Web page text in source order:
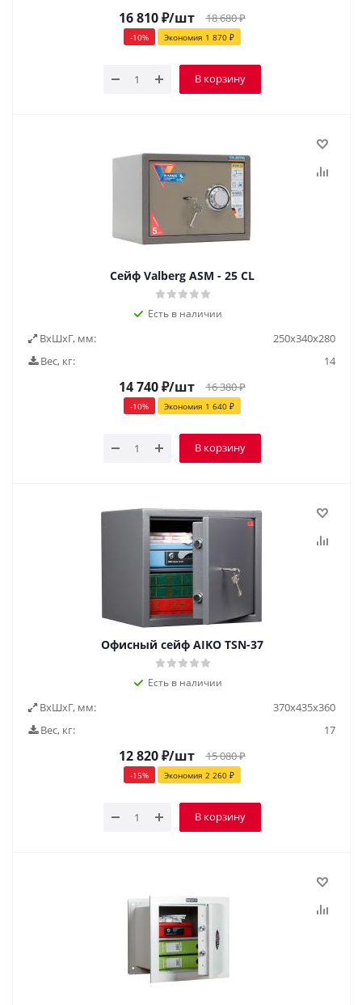
16 810₽/шт 18 680₽
-10% Экономия 1 870₽
В корзину
Cейф Valberg ASM - 25 CL
Есть в наличии
ВxШxГ, мм:
250х340х280
Вес, кг:
14
14 740₽/шт 16 380₽
-10% Экономия 1 640₽
В корзину
Офисный сейф AIKO ТSN-37
Есть в наличии
ВxШxГ, мм:
370х435х360
Вес, кг:
17
12 820₽/шт 15 080₽
-15% Экономия 2 260₽
В корзину